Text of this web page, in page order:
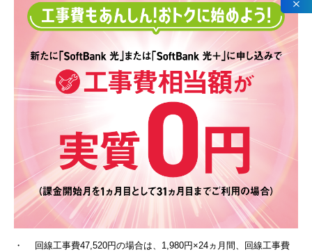
・
回線工事費47,520円の場合は、1,980円×24ヵ月間、回線工事費